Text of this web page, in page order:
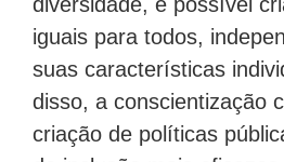
diversidade, é possível
iguais para todos,
suas características
disso, a conscientização
criação de políticas